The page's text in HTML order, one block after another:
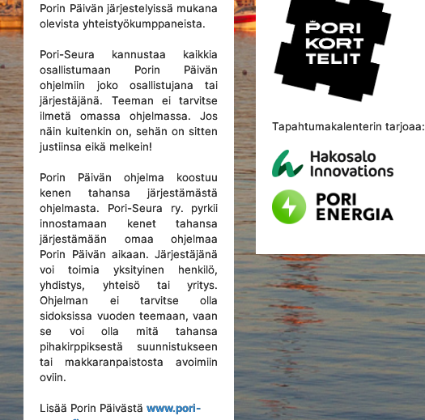
Porin Päivän järjestelyissä mukana
olevista yhteistyökumppaneista.
Pori-Seura kannustaa kaikkia
osallistumaan Porin Päivän
ohjelmiin joko osallistujana tai
järjestäjänä. Teeman ei tarvitse
ilmetä omassa ohjelmassa. Jos
näin kuitenkin on, sehän on sitten
justiinsa eikä melkein!
Porin Päivän ohjelma koostuu
kenen tahansa järjestämästä
ohjelmasta. Pori-Seura ry. pyrkii
innostamaan kenet tahansa
järjestämään omaa ohjelmaa
Porin Päivän aikaan. Järjestäjänä
voi toimia yksityinen henkilö,
yhdistys, yhteisö tai yritys.
Ohjelman ei tarvitse olla
sidoksissa vuoden teemaan, vaan
se voi olla mitä tahansa
pihakirppiksestä suunnistukseen
tai makkaranpaistosta avoimiin
oviin.
Lisää Porin Päivästäwww.pori-
Tapahtumakalenterin tarjoaa: